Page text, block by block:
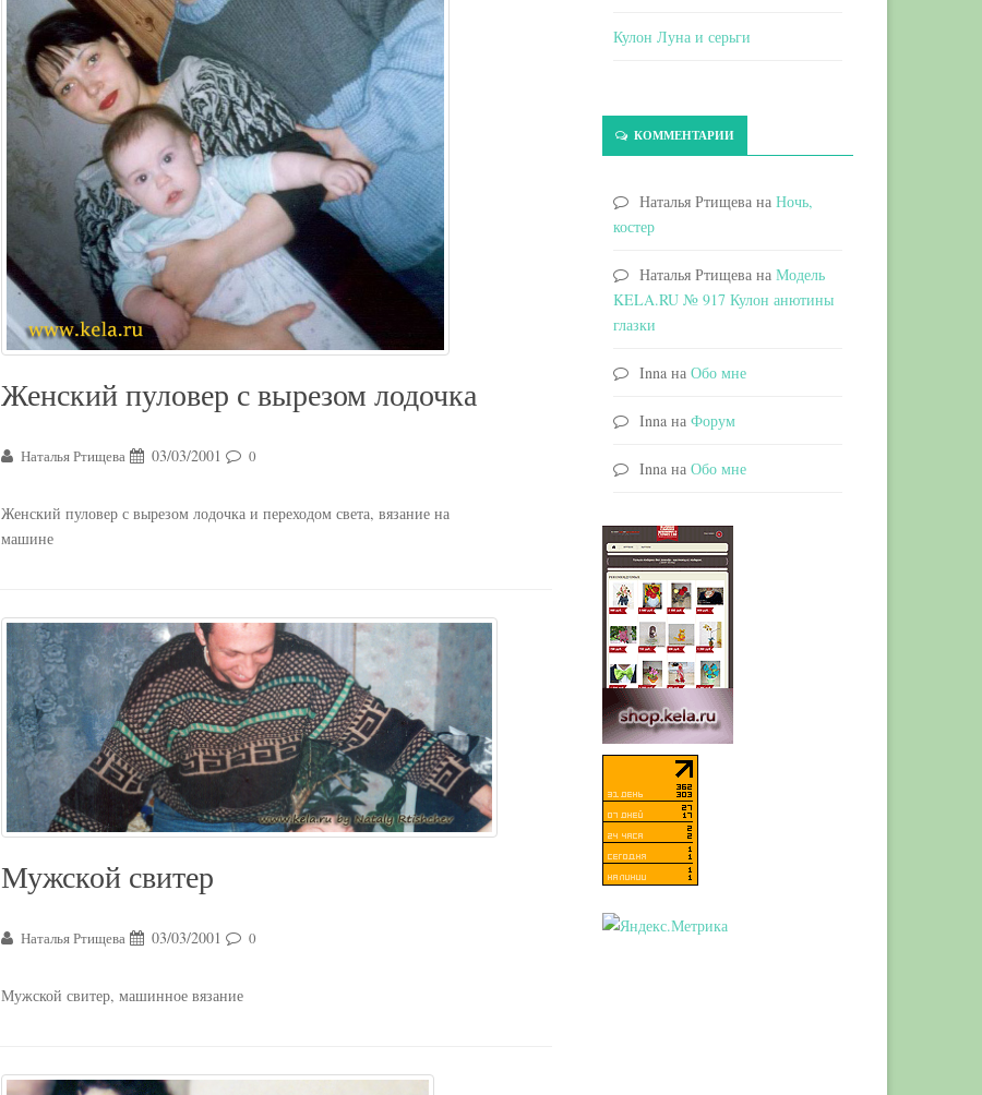
Женский пуловер с вырезом лодочка
Наталья Ртищева 03/03/2001 0
Женский пуловер с вырезом лодочка и переходом света, вязание на
машине
Мужской свитер
Наталья Ртищева 03/03/2001 0
Мужской свитер, машинное вязание
Кулон Луна и серьги
КОММЕНТАРИИ
Наталья Ртищевана Ночь,
костер
Наталья Ртищевана Модель
KELA.RU № 917 Кулон анютины
глазки
Innaна Обо мне
Innaна Форум
Innaна Обо мне